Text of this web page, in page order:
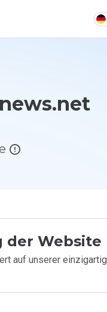
der Website
auf unserer